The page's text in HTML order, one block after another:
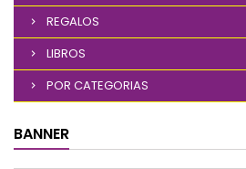
REGALOS
LIBROS
POR CATEGORIAS
BANNER